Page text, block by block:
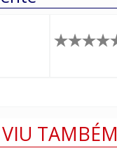
VIU TAMBÉM